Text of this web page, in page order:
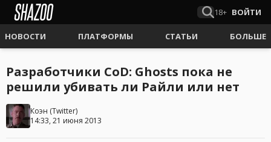
18+ ВОЙТИ
НОВОСТИ ПЛАТФОРМЫ СТАТЬИ БОЛЬШЕ
Разработчики CoD: Ghosts пока не
решили убивать ли Райли или нет
Коэн (Twitter)
14:33, 21 июня 2013